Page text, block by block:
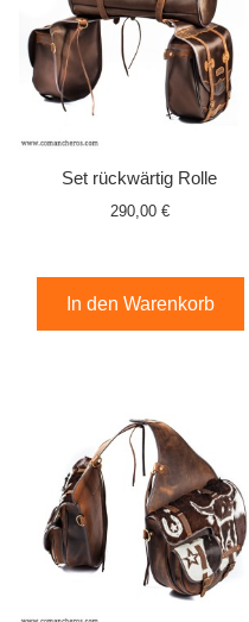
Set rückwärtig Rolle
290,00 €
In den Warenkorb